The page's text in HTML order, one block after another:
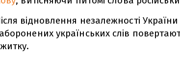
відновлення незалежності
українських слів